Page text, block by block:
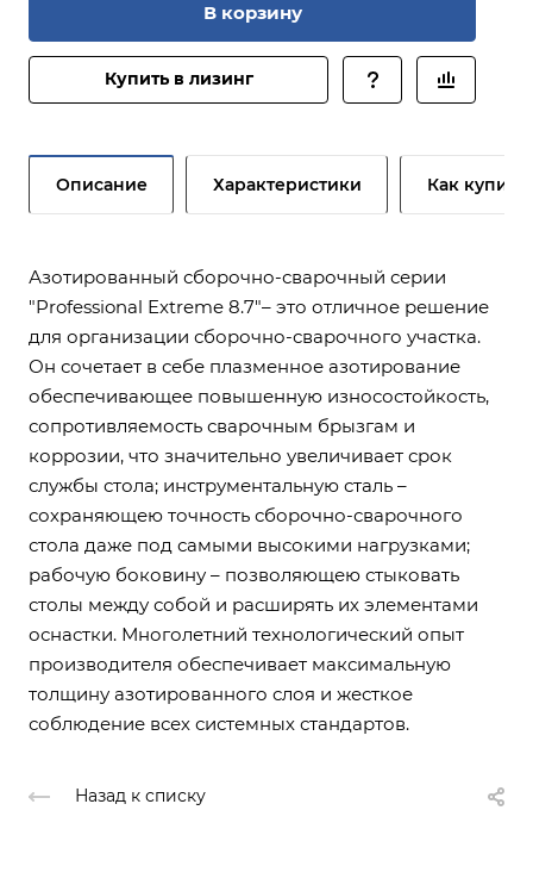
В корзину
Купить в лизинг
Описание Характеристики Как купить
Азотированный сборочно-сварочный серии
"Professional Extreme 8.7"– это отличное решение
для организации сборочно-сварочного участка.
Он сочетает в себе плазменное азотирование
обеспечивающее повышенную износостойкость,
сопротивляемость сварочным брызгам и
коррозии, что значительно увеличивает срок
службы стола; инструментальную сталь –
сохраняющею точность сборочно-сварочного
стола даже под самыми высокими нагрузками;
рабочую боковину – позволяющею стыковать
столы между собой и расширять их элементами
оснастки. Многолетний технологический опыт
производителя обеспечивает максимальную
толщину азотированного слоя и жесткое
соблюдение всех системных стандартов.
Назад к списку